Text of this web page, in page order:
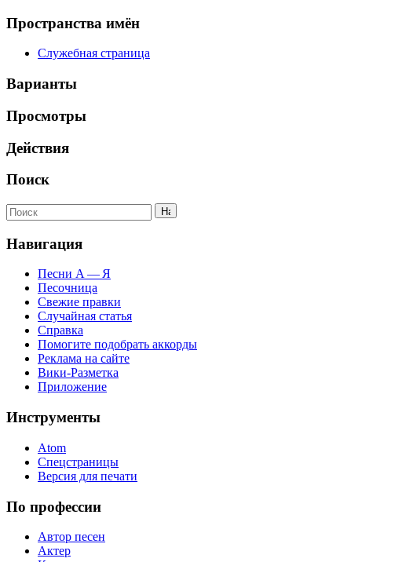
Пространства имён
Служебная страница
Варианты
Просмотры
Действия
Поиск
Навигация
Песни А — Я
Песочница
Свежие правки
Случайная статья
Справка
Помогите подобрать аккорды
Реклама на сайте
Вики-Разметка
Приложение
Инструменты
Atom
Спецстраницы
Версия для печати
По профессии
Автор песен
Актер